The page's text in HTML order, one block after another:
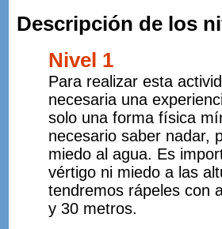
Descripción de los
Nivel 1
Para realizar esta
necesaria una
solo una forma física
necesario saber nadar,
miedo al agua. Es
vértigo ni miedo a las
tendremos rápeles con
y 30 metros.